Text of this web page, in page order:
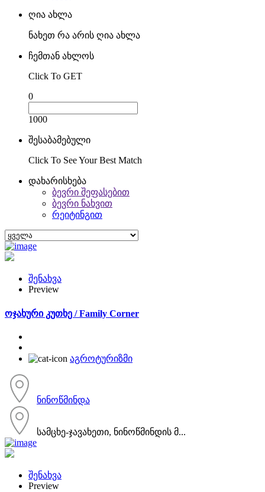
ღია ახლა
ნახეთ რა არის ღია ახლა
ჩემთან ახლოს
Click To GET
0
1000
შესაბამებული
Click To See Your Best Match
დახარისხება
ბევრი შეფასებით
ბევრი ნახვით
რეიტინგით
შენახვა
Preview
ოჯახური კუთხე / Family Corner
აგროტურიზმი
ნინოწმინდა
სამცხე-ჯავახეთი, ნინოწმინდის მ...
შენახვა
Preview